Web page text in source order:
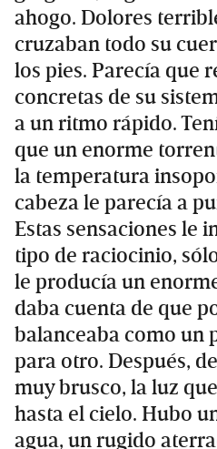
ahogo. Dolores
cruzaban todo su
los pies. Parecía que
concretas de su
a un ritmo rápido.
que un enorme
la temperatura
cabeza le parecía a
Estas sensaciones le
tipo de raciocinio,
le producía un
daba cuenta de que
balanceaba como un
para otro. Después,
muy brusco, la luz
hasta el cielo. Hubo
agua, un rugido